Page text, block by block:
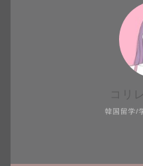
韓国留学/
コリ